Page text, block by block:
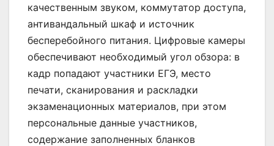
качественным звуком, коммутатор доступа,
антивандальный шкаф и источник
бесперебойного питания. Цифровые камеры
обеспечивают необходимый угол обзора: в
кадр попадают участники ЕГЭ, место
печати, сканирования и раскладки
экзаменационных материалов, при этом
персональные данные участников,
содержание заполненных бланков